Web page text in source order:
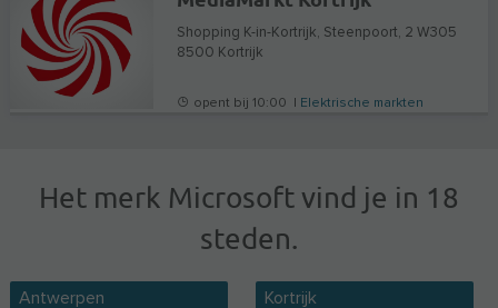
Shopping K-in-Kortrijk, Steenpoort, 2 W305
8500 Kortrijk
opent bij 10:00 | Elektrische markten
Het merk Microsoft vind je in 18
steden.
Antwerpen Kortrijk